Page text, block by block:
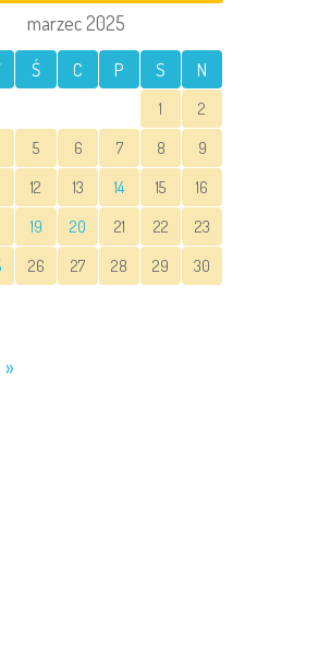
marzec 2025
Ś C P S N
1
2
5 6 7 8
9
12 13 14 15
16
19 20 21 22
23
26 27 28 29
30